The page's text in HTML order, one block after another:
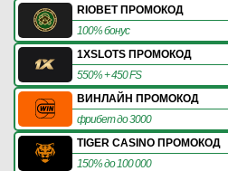
RIOBET ПРОМОКОД
100% бонус
1XSLOTS ПРОМОКОД
550% + 450 FS
ВИНЛАЙН ПРОМОКОД
фрибет до 3000
TIGER CASINO ПРОМОКОД
150% до 100 000